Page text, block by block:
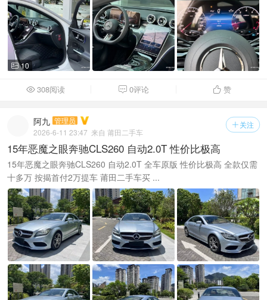
 10
308阅读  0评论  赞
 关注
阿九 管理员
2026-6-11 23:47 来自 莆田二手车
15年恶魔之眼奔驰CLS260 自动2.0T 性价比极高
15年恶魔之眼奔驰CLS260 自动2.0T 全车原版 性价比极高 全款仅需
十多万 按揭首付2万提车 莆田二手车买 ...